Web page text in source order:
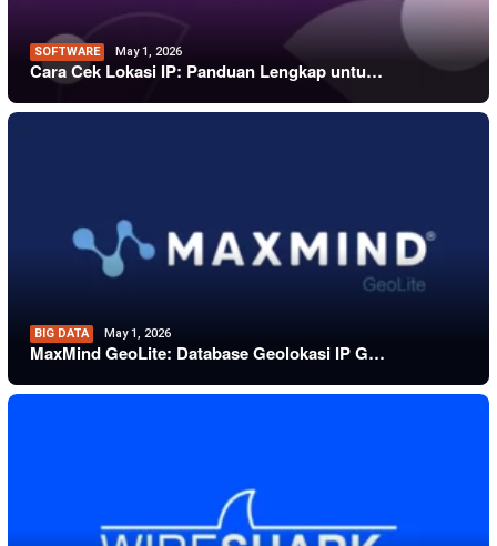
SOFTWARE May 1, 2026
Cara Cek Lokasi IP: Panduan Lengkap untu…
BIG DATA May 1, 2026
MaxMind GeoLite: Database Geolokasi IP G…